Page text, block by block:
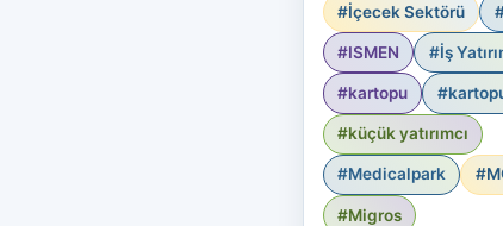
#İçecek Sektörü
#ISMEN #İş
#kartopu
#küçük yatırımcı
#Medicalpark
#Migros